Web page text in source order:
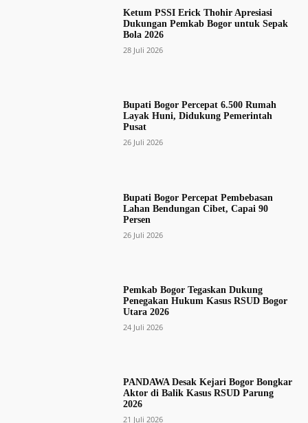
Ketum PSSI Erick Thohir Apresiasi
Dukungan Pemkab Bogor untuk Sepak
Bola 2026
28 Juli 2026
Bupati Bogor Percepat 6.500 Rumah
Layak Huni, Didukung Pemerintah
Pusat
26 Juli 2026
Bupati Bogor Percepat Pembebasan
Lahan Bendungan Cibet, Capai 90
Persen
26 Juli 2026
Pemkab Bogor Tegaskan Dukung
Penegakan Hukum Kasus RSUD Bogor
Utara 2026
24 Juli 2026
PANDAWA Desak Kejari Bogor Bongkar
Aktor di Balik Kasus RSUD Parung
2026
21 Juli 2026